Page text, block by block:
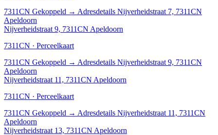
7311CN Gekoppeld → Adresdetails Nijverheidstraat 7, 7311CN
Apeldoorn
Nijverheidstraat 9, 7311CN Apeldoorn
7311CN · Perceelkaart
7311CN Gekoppeld → Adresdetails Nijverheidstraat 9, 7311CN
Apeldoorn
Nijverheidstraat 11, 7311CN Apeldoorn
7311CN · Perceelkaart
7311CN Gekoppeld → Adresdetails Nijverheidstraat 11, 7311CN
Apeldoorn
Nijverheidstraat 13, 7311CN Apeldoorn